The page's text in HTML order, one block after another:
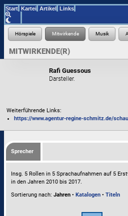
Start Kartei Artikel Links
MITWIRKENDE(R)
Rafi Guessous
Darsteller.
Weiterführende Links:
https://www.agentur-regine-schmitz.de/
Sprecher
Insg. 5 Rollen in 5 Sprachaufnahmen auf 5
in den Jahren 2010 bis 2017.
Sortierung nach: Jahren • Katalogen • Titeln